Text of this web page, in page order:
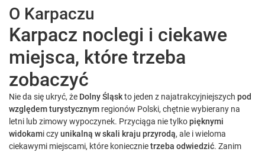
O Karpaczu
Karpacz noclegi i ciekawe
miejsca, które trzeba
zobaczyć
Nie da się ukryć, że Dolny Śląskto jeden z najatrakcyjniejszych pod
względem turystycznym regionów Polski, chętnie wybierany na
letni lub zimowy wypoczynek. Przyciąga nie tylkopięknymi
widokami czyunikalną w skali kraju przyrodą, ale i wieloma
ciekawymi miejscami, które koniecznietrzeba odwiedzić. Zanim